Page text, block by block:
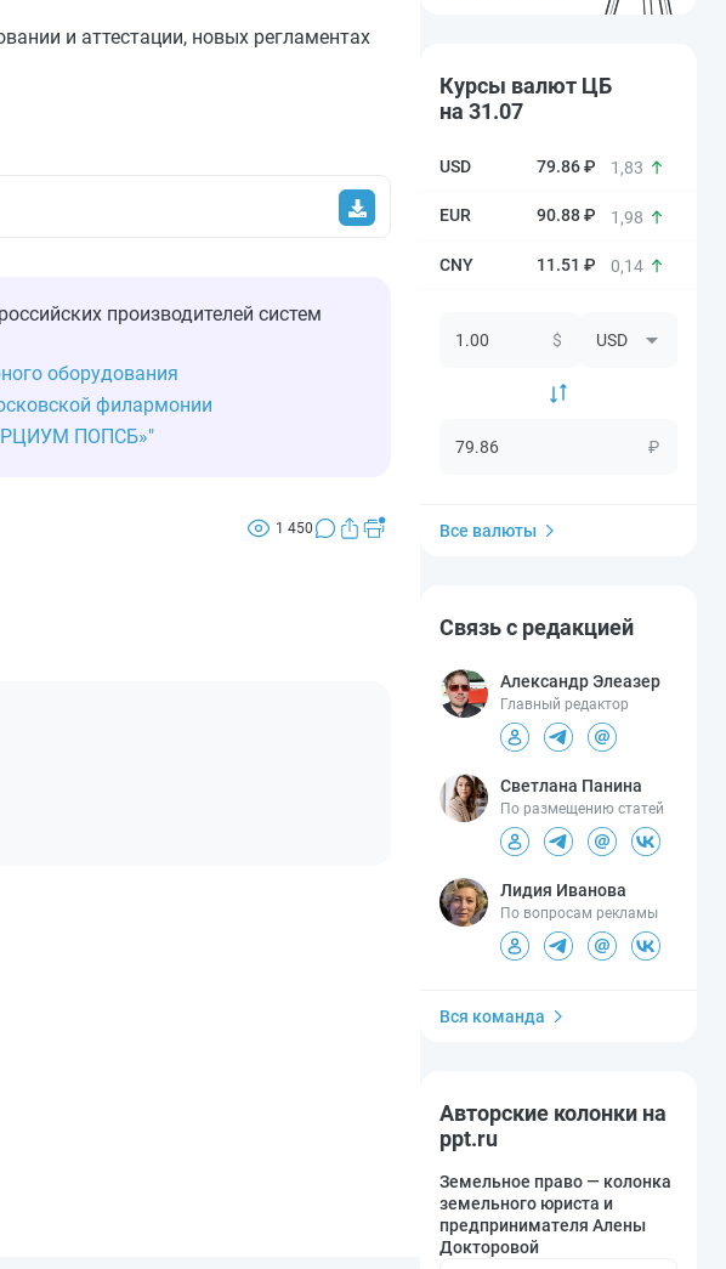
и аттестации, новых регламентах
производителей систем
оборудования
филармонии
ПОПСБ»"
1 450
Курсы валют ЦБ
на 31.07
79.86 ₽ 1,83
90.88 ₽ 1,98
11.51 ₽ 0,14
$
₽
Все валюты
Связь с редакцией
Александр Элеазер
Главный редактор
Светлана Панина
По размещению статей
Лидия Иванова
По вопросам рекламы
Вся команда
Авторские колонки на
ppt.ru
Земельное право — колонка
земельного юриста и
предпринимателя Алены
Докторовой